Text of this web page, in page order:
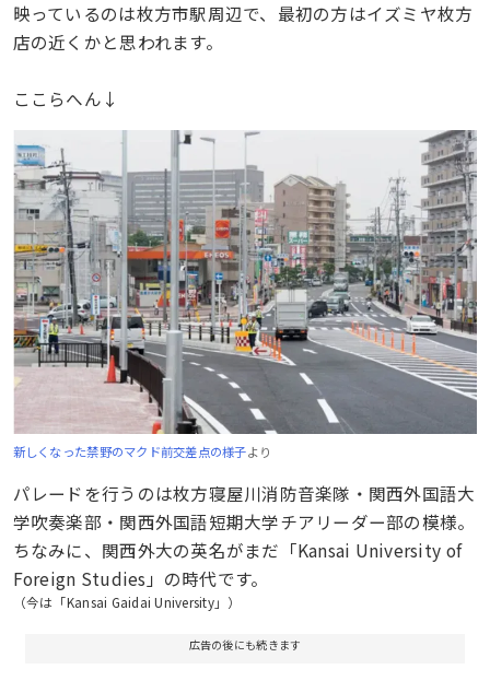
映っているのは枚方市駅周辺で、最初の方はイズミヤ枚方
店の近くかと思われます。
ここらへん↓
新しくなった禁野のマクド前交差点の様子より
パレードを行うのは枚方寝屋川消防音楽隊・関西外国語大
学吹奏楽部・関西外国語短期大学チアリーダー部の模様。
ちなみに、関西外大の英名がまだ「Kansai University of
Foreign Studies」の時代です。
（今は「Kansai Gaidai University」）
広告の後にも続きます